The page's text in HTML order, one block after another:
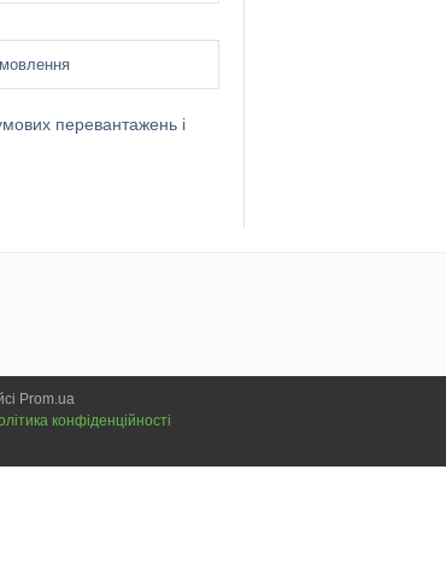
перевантажень і
Prom.ua
конфіденційності